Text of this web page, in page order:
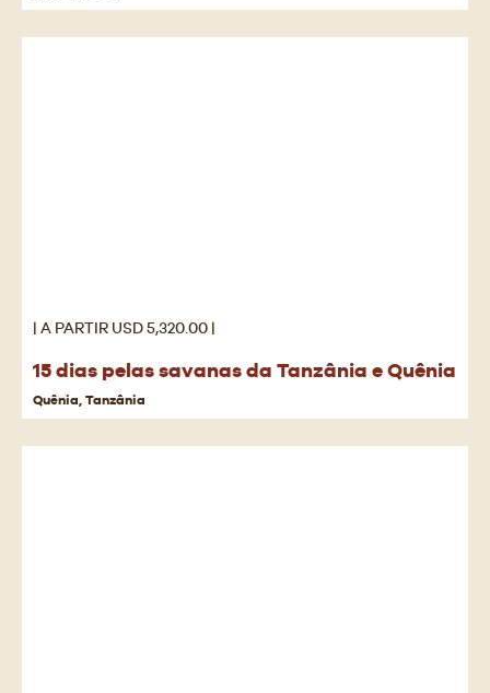
| A PARTIR USD 5,320.00 |
15 dias pelas savanas da Tanzânia e Quênia
Quênia, Tanzânia